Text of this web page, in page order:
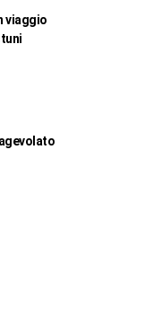
viaggio